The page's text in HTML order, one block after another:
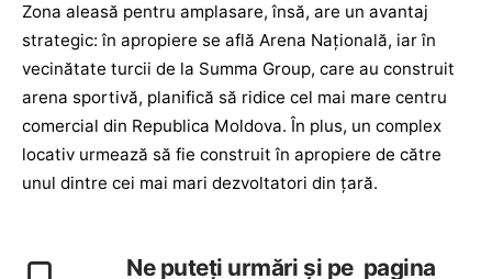
Zona aleasă pentru amplasare, însă, are un avantaj
strategic: în apropiere se află Arena Națională, iar în
vecinătate turcii de la Summa Group, care au construit
arena sportivă, planifică să ridice cel mai mare centru
comercial din Republica Moldova. În plus, un complex
locativ urmează să fie construit în apropiere de către
unul dintre cei mai mari dezvoltatori din țară.
Ne puteți urmări și pe pagina